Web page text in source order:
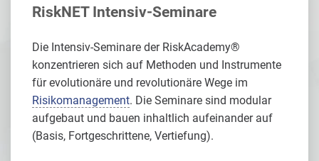
RiskNET Intensiv-Seminare
Die Intensiv-Seminare der RiskAcademy®
konzentrieren sich auf Methoden und Instrumente
für evolutionäre und revolutionäre Wege im
Risikomanagement. Die Seminare sind modular
aufgebaut und bauen inhaltlich aufeinander auf
(Basis, Fortgeschrittene, Vertiefung).